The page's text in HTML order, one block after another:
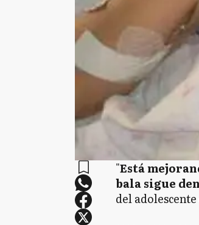
"Está
bala sigue
del